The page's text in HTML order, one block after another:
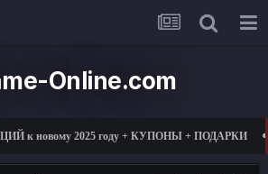
Online.com
к новому 2025 году + КУПОНЫ + ПОДАРКИ